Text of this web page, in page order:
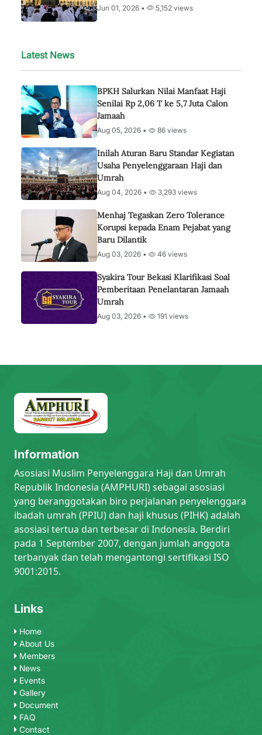
Jun 01, 2026 • 5,152 views
Latest News
BPKH Salurkan Nilai Manfaat Haji
Senilai Rp 2,06 T ke 5,7 Juta Calon
Jamaah
Aug 05, 2026 • 86 views
Inilah Aturan Baru Standar Kegiatan
Usaha Penyelenggaraan Haji dan
Umrah
Aug 04, 2026 • 3,293 views
Menhaj Tegaskan Zero Tolerance
Korupsi kepada Enam Pejabat yang
Baru Dilantik
Aug 03, 2026 • 46 views
Syakira Tour Bekasi Klarifikasi Soal
Pemberitaan Penelantaran Jamaah
Umrah
Aug 03, 2026 • 191 views
Information
Asosiasi Muslim Penyelenggara Haji dan Umrah
Republik Indonesia (AMPHURI) sebagai asosiasi
yang beranggotakan biro perjalanan penyelenggara
ibadah umrah (PPIU) dan haji khusus (PIHK) adalah
asosiasi tertua dan terbesar di Indonesia. Berdiri
pada 1 September 2007, dengan jumlah anggota
terbanyak dan telah mengantongi sertifikasi ISO
9001:2015.
Links
Home
About Us
Members
News
Events
Gallery
Document
FAQ
Contact